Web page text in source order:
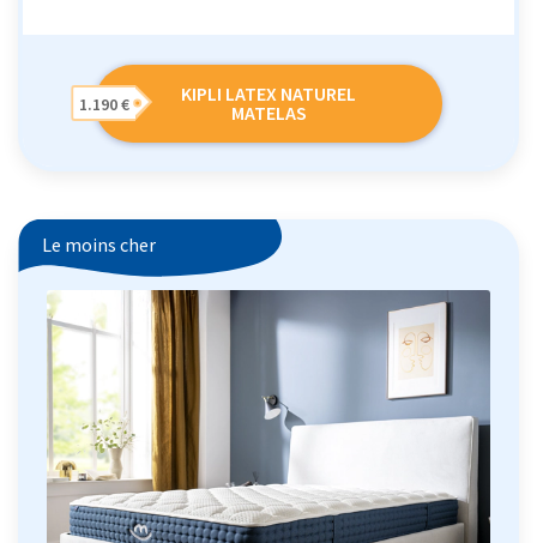
KIPLI LATEX NATUREL
MATELAS
1.190 €
Le moins cher